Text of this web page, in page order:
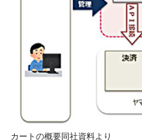
カートの概要同社資料より